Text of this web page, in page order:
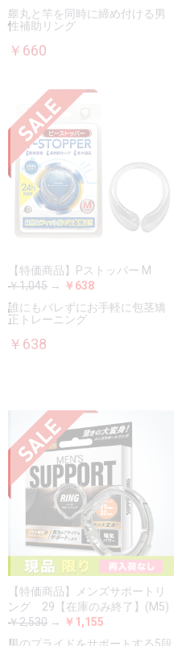
睾丸と竿を同時に締め付ける男
性補助リング
￥660
【特価商品】Pストッパー M
￥1,045 → ￥638
誰にもバレずにお手軽に包茎矯
正トレーニング
￥638
【特価商品】メンズサポートリ
ング 29【在庫のみ終了】(M5)
￥2,530 → ￥1,155